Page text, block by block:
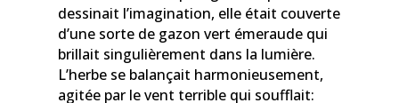
dessinait l’imagination, elle était couverte
d’une sorte de gazon vert émeraude qui
brillait singulièrement dans la lumière.
L’herbe se balançait harmonieusement,
agitée par le vent terrible qui soufflait: